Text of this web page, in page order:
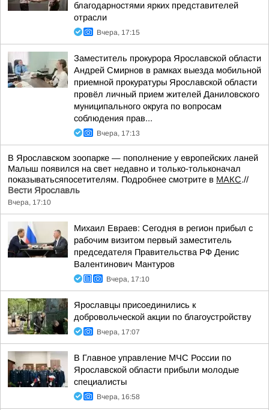
благодарностями ярких представителей
отрасли
Вчера, 17:15
Заместитель прокурора Ярославской области
Андрей Смирнов в рамках выезда мобильной
приемной прокуратуры Ярославской области
провёл личный прием жителей Даниловского
муниципального округа по вопросам
соблюдения прав...
Вчера, 17:13
В Ярославском зоопарке — пополнение у европейских ланей
Малыш появился на свет недавно и только-тольконачал
показыватьсяпосетителям. Подробнее смотрите в МАКС.//
Вести Ярославль
Вчера, 17:10
Михаил Евраев: Сегодня в регион прибыл с
рабочим визитом первый заместитель
председателя Правительства РФ Денис
Валентинович Мантуров
Вчера, 17:10
Ярославцы присоединились к
добровольческой акции по благоустройству
Вчера, 17:07
В Главное управление МЧС России по
Ярославской области прибыли молодые
специалисты
Вчера, 16:58